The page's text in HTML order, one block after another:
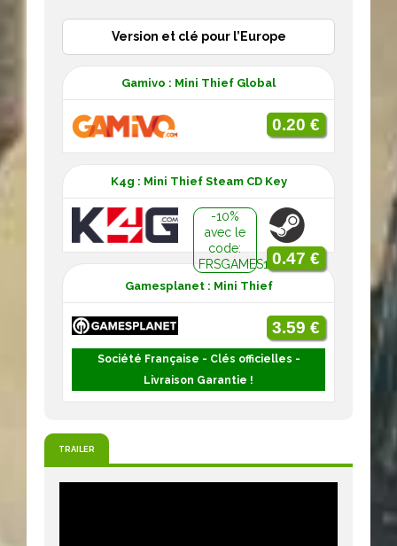
Version et clé pour l’Europe
Gamivo : Mini Thief Global
0.20 €
K4g : Mini Thief Steam CD Key
-10%
avec le
code:
FRSGAMES100.47 €
Gamesplanet : Mini Thief
3.59 €
Société Française - Clés officielles -
Livraison Garantie !
TRAILER